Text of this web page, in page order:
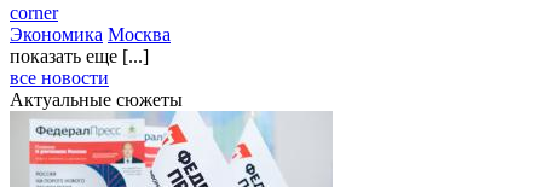
corner
Экономика Москва
показать еще [...]
все новости
Актуальные сюжеты